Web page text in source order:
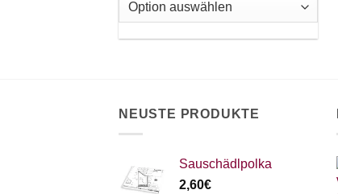
auf.
Produktseite
gewählt
NEUSTE PRODUKTE
Sauschädlpolka
2,60€